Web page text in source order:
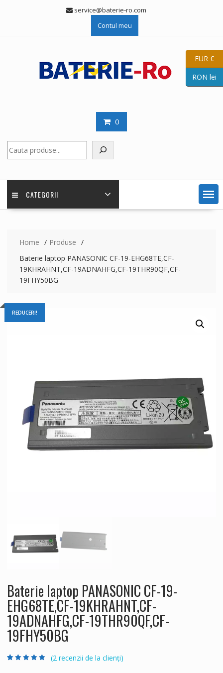
service@baterie-ro.com
Contul meu
0
CATEGORII
Home
Produse
Baterie laptop PANASONIC CF-19-EHG68TE,CF-
19KHRAHNT,CF-19ADNAHFG,CF-19THR90QF,CF-
19FHY50BG
REDUCERI!
Baterie laptop PANASONIC CF-19-
EHG68TE,CF-19KHRAHNT,CF-
19ADNAHFG,CF-19THR90QF,CF-
19FHY50BG
(2 recenzii de la clienți)
EUR €
RON lei